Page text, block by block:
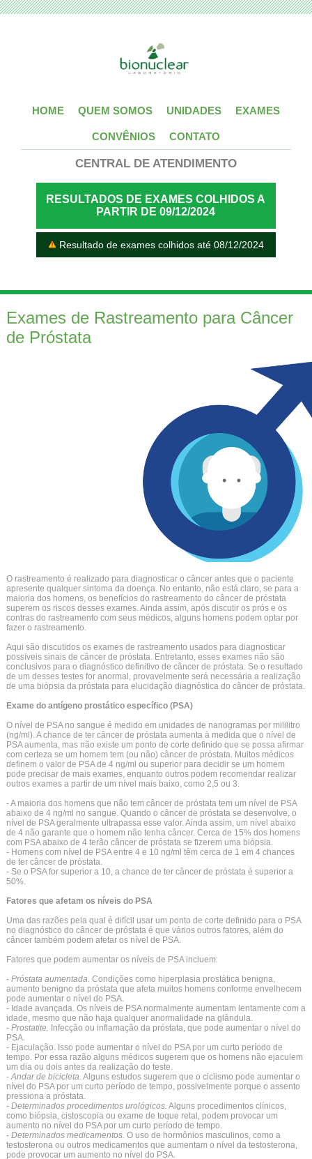
HOME QUEM SOMOS UNIDADES EXAMES
CONVÊNIOS CONTATO
CENTRAL DE ATENDIMENTO
RESULTADOS DE EXAMES COLHIDOS A
PARTIR DE 09/12/2024
Resultado de exames colhidos até 08/12/2024
Exames de Rastreamento para Câncer
de Próstata
O rastreamento é realizado para diagnosticar o câncer antes que o paciente
apresente qualquer sintoma da doença. No entanto, não está claro, se para a
maioria dos homens, os benefícios do rastreamento do câncer de próstata
superem os riscos desses exames. Ainda assim, após discutir os prós e os
contras do rastreamento com seus médicos, alguns homens podem optar por
fazer o rastreamento.
Aqui são discutidos os exames de rastreamento usados para diagnosticar
possíveis sinais de câncer de próstata. Entretanto, esses exames não são
conclusivos para o diagnóstico definitivo de câncer de próstata. Se o resultado
de um desses testes for anormal, provavelmente será necessária a realização
de uma biópsia da próstata para elucidação diagnóstica do câncer de próstata.
Exame do antígeno prostático específico (PSA)
O nível de PSA no sangue é medido em unidades de nanogramas por mililitro
(ng/ml). A chance de ter câncer de próstata aumenta à medida que o nível de
PSA aumenta, mas não existe um ponto de corte definido que se possa afirmar
com certeza se um homem tem (ou não) câncer de próstata. Muitos médicos
definem o valor de PSA de 4 ng/ml ou superior para decidir se um homem
pode precisar de mais exames, enquanto outros podem recomendar realizar
outros exames a partir de um nível mais baixo, como 2,5 ou 3.
- A maioria dos homens que não tem câncer de próstata tem um nível de PSA
abaixo de 4 ng/ml no sangue. Quando o câncer de próstata se desenvolve, o
nível de PSA geralmente ultrapassa esse valor. Ainda assim, um nível abaixo
de 4 não garante que o homem não tenha câncer. Cerca de 15% dos homens
com PSA abaixo de 4 terão câncer de próstata se fizerem uma biópsia.
- Homens com nível de PSA entre 4 e 10 ng/ml têm cerca de 1 em 4 chances
de ter câncer de próstata.
- Se o PSA for superior a 10, a chance de ter câncer de próstata é superior a
50%.
Fatores que afetam os níveis do PSA
Uma das razões pela qual é difícil usar um ponto de corte definido para o PSA
no diagnóstico do câncer de próstata é que vários outros fatores, além do
câncer também podem afetar os nível de PSA.
Fatores que podem aumentar os níveis de PSA incluem:
- Próstata aumentada. Condições como hiperplasia prostática benigna,
aumento benigno da próstata que afeta muitos homens conforme envelhecem
pode aumentar o nível do PSA.
- Idade avançada. Os níveis de PSA normalmente aumentam lentamente com a
idade, mesmo que não haja qualquer anormalidade na glândula.
- Prostatite. Infecção ou inflamação da próstata, que pode aumentar o nível do
PSA.
- Ejaculação. Isso pode aumentar o nível do PSA por um curto período de
tempo. Por essa razão alguns médicos sugerem que os homens não ejaculem
um dia ou dois antes da realização do teste.
-Andar de bicicleta. Alguns estudos sugerem que o ciclismo pode aumentar o
nível do PSA por um curto período de tempo, possivelmente porque o assento
pressiona a próstata.
- Determinados procedimentos urológicos. Alguns procedimentos clínicos,
como biópsia, cistoscopia ou exame de toque retal, podem provocar um
aumento no nível do PSA por um curto período de tempo.
- Determinados medicamentos. O uso de hormônios masculinos, como a
testosterona ou outros medicamentos que aumentam o nível da testosterona,
pode provocar um aumento no nível do PSA.